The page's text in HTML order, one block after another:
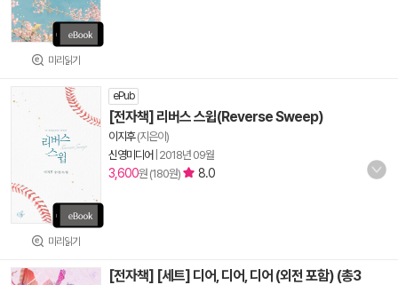
미리읽기
미리읽기
ePub
[전자책] 리버스 스윕(Reverse Sweep)
이지후(지은이)
신영미디어 2018년 09월
3,600원 (180원) 8.0
[전자책] [세트] 디어, 디어, 디어 (외전 포함) (총3